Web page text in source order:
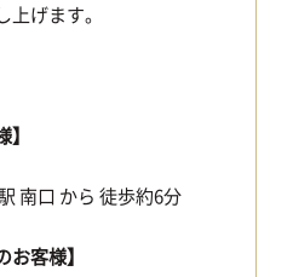
げます。
南口 から 徒歩約6分
お客様】